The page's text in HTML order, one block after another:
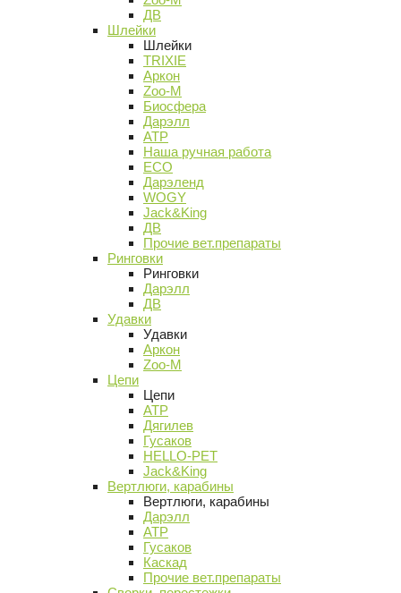
ДВ
Шлейки
Шлейки
TRIXIE
Аркон
Zoo-M
Биосфера
Дарэлл
АТР
Наша ручная работа
ECO
Дарэленд
WOGY
Jack&King
ДВ
Прочие вет.препараты
Ринговки
Ринговки
Дарэлл
ДВ
Удавки
Удавки
Аркон
Zoo-M
Цепи
Цепи
АТР
Дягилев
Гусаков
HELLO-PET
Jack&King
Вертлюги, карабины
Вертлюги, карабины
Дарэлл
АТР
Гусаков
Каскад
Прочие вет.препараты